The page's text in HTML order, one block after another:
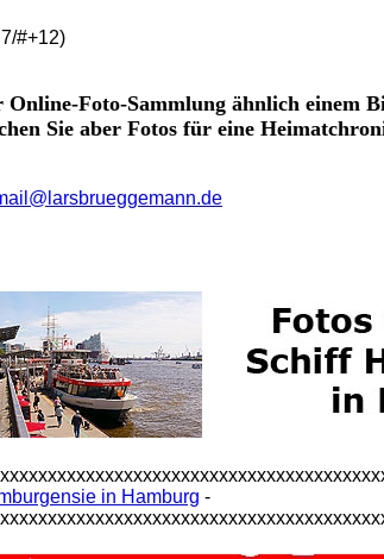
#+12)
Online-Foto-Sammlung ähnlich einem
Sie aber Fotos für eine
in Hamburg -